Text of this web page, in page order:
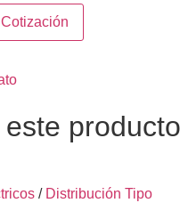
/ Distribución Tipo